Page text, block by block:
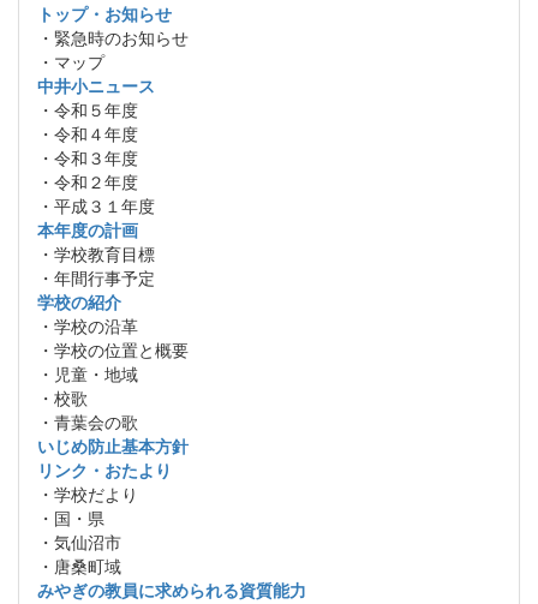
トップ・お知らせ
・緊急時のお知らせ
・マップ
中井小ニュース
・令和５年度
・令和４年度
・令和３年度
・令和２年度
・平成３１年度
本年度の計画
・学校教育目標
・年間行事予定
学校の紹介
・学校の沿革
・学校の位置と概要
・児童・地域
・校歌
・青葉会の歌
いじめ防止基本方針
リンク・おたより
・学校だより
・国・県
・気仙沼市
・唐桑町域
みやぎの教員に求められる資質能力